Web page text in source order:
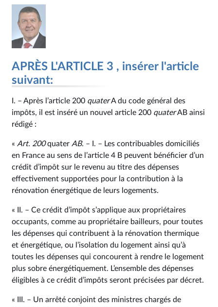
APRÈS L'ARTICLE 3 , insérer l'article
suivant:
I. – Après l’article 200 quaterA du code général des
impôts, il est inséré un nouvel article 200 quaterAB ainsi
rédigé :
« Art. 200quater AB. – I. – Les contribuables domiciliés
en France au sens de l’article 4 B peuvent bénéficier d’un
crédit d’impôt sur le revenu au titre des dépenses
effectivement supportées pour la contribution à la
rénovation énergétique de leurs logements.
« II. – Ce crédit d’impôt s’applique aux propriétaires
occupants, comme au propriétaire bailleurs, pour toutes
les dépenses qui contribuent à la rénovation thermique
et énergétique, ou l’isolation du logement ainsi qu’à
toutes les dépenses qui concourent à rendre le logement
plus sobre énergétiquement. L’ensemble des dépenses
éligibles à ce crédit d’impôts seront précisées par décret.
« III. – Un arrêté conjoint des ministres chargés de